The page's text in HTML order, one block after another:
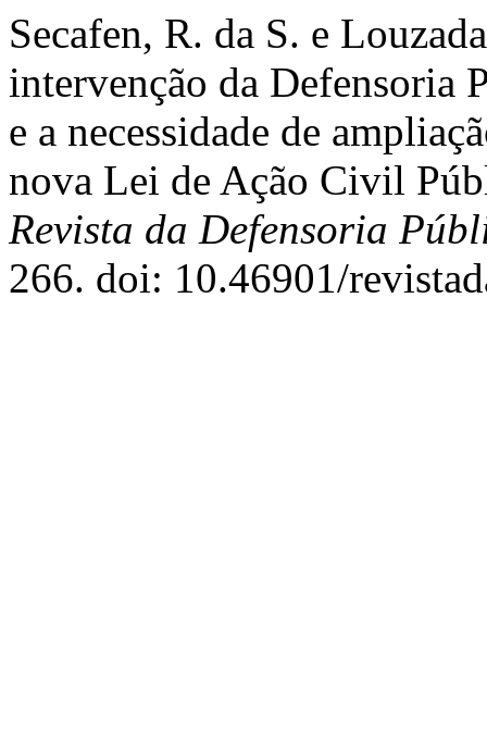
Secafen, R. da S. e
intervenção da Defensoria
e a necessidade de
nova Lei de Ação Civil
Revista da Defensoria
266. doi: 10.46901/